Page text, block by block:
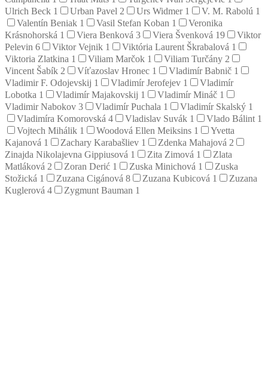
Ulrich Beck 1 Urban Pavel 2 Urs Widmer 1 V. M. Rabolú 1
Valentín Beniak 1 Vasil Stefan Koban 1
Veronika
Krásnohorská 1 Viera Benková 3 Viera Švenková 19
Viktor
Pelevin 6 Viktor Vejnik 1 Viktória Laurent Škrabalová 1
Viktoria Zlatkina 1 Viliam Marčok 1 Viliam Turčány 2
Vincent Šabík 2 Víťazoslav Hronec 1 Vladimír Babnič 1
Vladimir F. Odojevskij 1 Vladimír Jerofejev 1
Vladimír
Lobotka 1 Vladimír Majakovskij 1 Vladimír Mináč 1
Vladimir Nabokov 3 Vladimír Puchala 1 Vladimír Skalský 1
Vladimíra Komorovská 4 Vladislav Suvák 1 Vlado Bálint 1
Vojtech Mihálik 1 Woodová Ellen Meiksins 1
Yvetta
Kajanová 1 Zachary Karabašliev 1 Zdenka Mahajová 2
Zinajda Nikolajevna Gippiusová 1 Zita Zimová 1
Zlata
Matláková 2 Zoran Derić 1 Zuska Minichová 1
Zuska
Stožická 1 Zuzana Cigánová 8 Zuzana Kubicová 1
Zuzana
Kuglerová 4 Zygmunt Bauman 1